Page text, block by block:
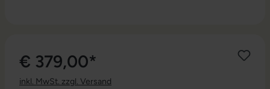
€ 379,00*
inkl. MwSt. zzgl. Versand